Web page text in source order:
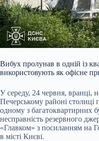
Вибух пролунав в одній із
використовують як офісне
У середу, 24 червня, вранці,
Печерському районі столиці
одному з багатоквартирних
несправність резервного
«Главком» з посиланням на
в місті Києві.